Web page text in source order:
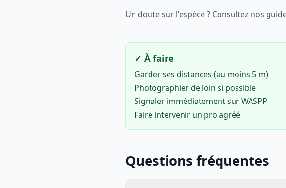
Un doute sur l'espèce ? Consultez nos
✓ À faire
Garder ses distances (au moins 5 m)
Photographier de loin si possible
Signaler immédiatement sur WASPP
Faire intervenir un pro agréé
Questions fréquentes